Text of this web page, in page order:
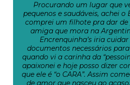
Procurando um lugar que
pequenos e saudáveis, achei o
comprei um filhote pra dar de
amiga que mora na
Encrenquinha’s iria
documentos necessários
quando vi a carinha da
apaixonei e hoje posso dizer
que ele é “o CARA”. Assim
de amor que nasceu ao